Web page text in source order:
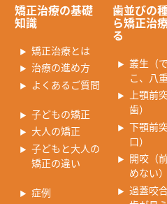
矯正治療の基礎
知識
矯正治療とは
治療の進め方
よくあるご質問
子どもの矯正
大人の矯正
子どもと大人の
矯正の違い
症例
歯並びの
ら矯正治
る
叢生（
こ、八
上顎前
歯）
下顎前
口）
開咬（
めない）
過蓋咬